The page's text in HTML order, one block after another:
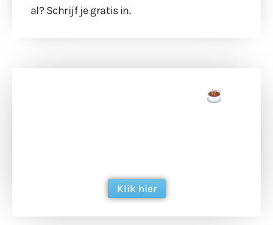
al? Schrijf je gratis in.
Klik hier